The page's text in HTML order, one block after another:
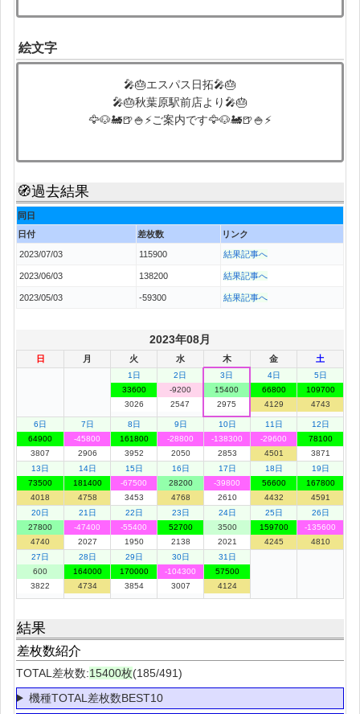
絵文字
🎤🎂エスパス日拓🎤🎂
🎤🎂秋葉原駅前店より🎤🎂
🦅🐶🚂🍺🍚⚡ご案内です🦅🐶🚂🍺🍚⚡
🧭過去結果
同日
日付
差枚数 リンク
2023/07/03 115900 結果記事へ
2023/06/03 138200 結果記事へ
2023/05/03 -59300 結果記事へ
2023年08月
日 月 火 水 木 金 土
1日
33600
3026
2日
-9200
2547
3日
15400
2975
4日
66800
4129
5日
109700
4743
6日
64900
3807
7日
-45800
2906
8日
161800
3952
9日
-28800
2050
10日
-138300
2853
11日
-29600
4501
12日
78100
3871
13日
73500
4018
14日
181400
4758
15日
-67500
3453
16日
28200
4768
17日
-39800
2610
18日
56600
4432
19日
167800
4591
20日
27800
4740
21日
-47400
2027
22日
-55400
1950
23日
52700
2138
24日
3500
2021
25日
159700
4245
26日
-135600
4810
27日
600
3822
28日
164000
4734
29日
170000
3854
30日
-104300
3007
31日
57500
4124
結果
差枚数紹介
TOTAL差枚数:15400枚(185/491)
機種TOTAL差枚数BEST10